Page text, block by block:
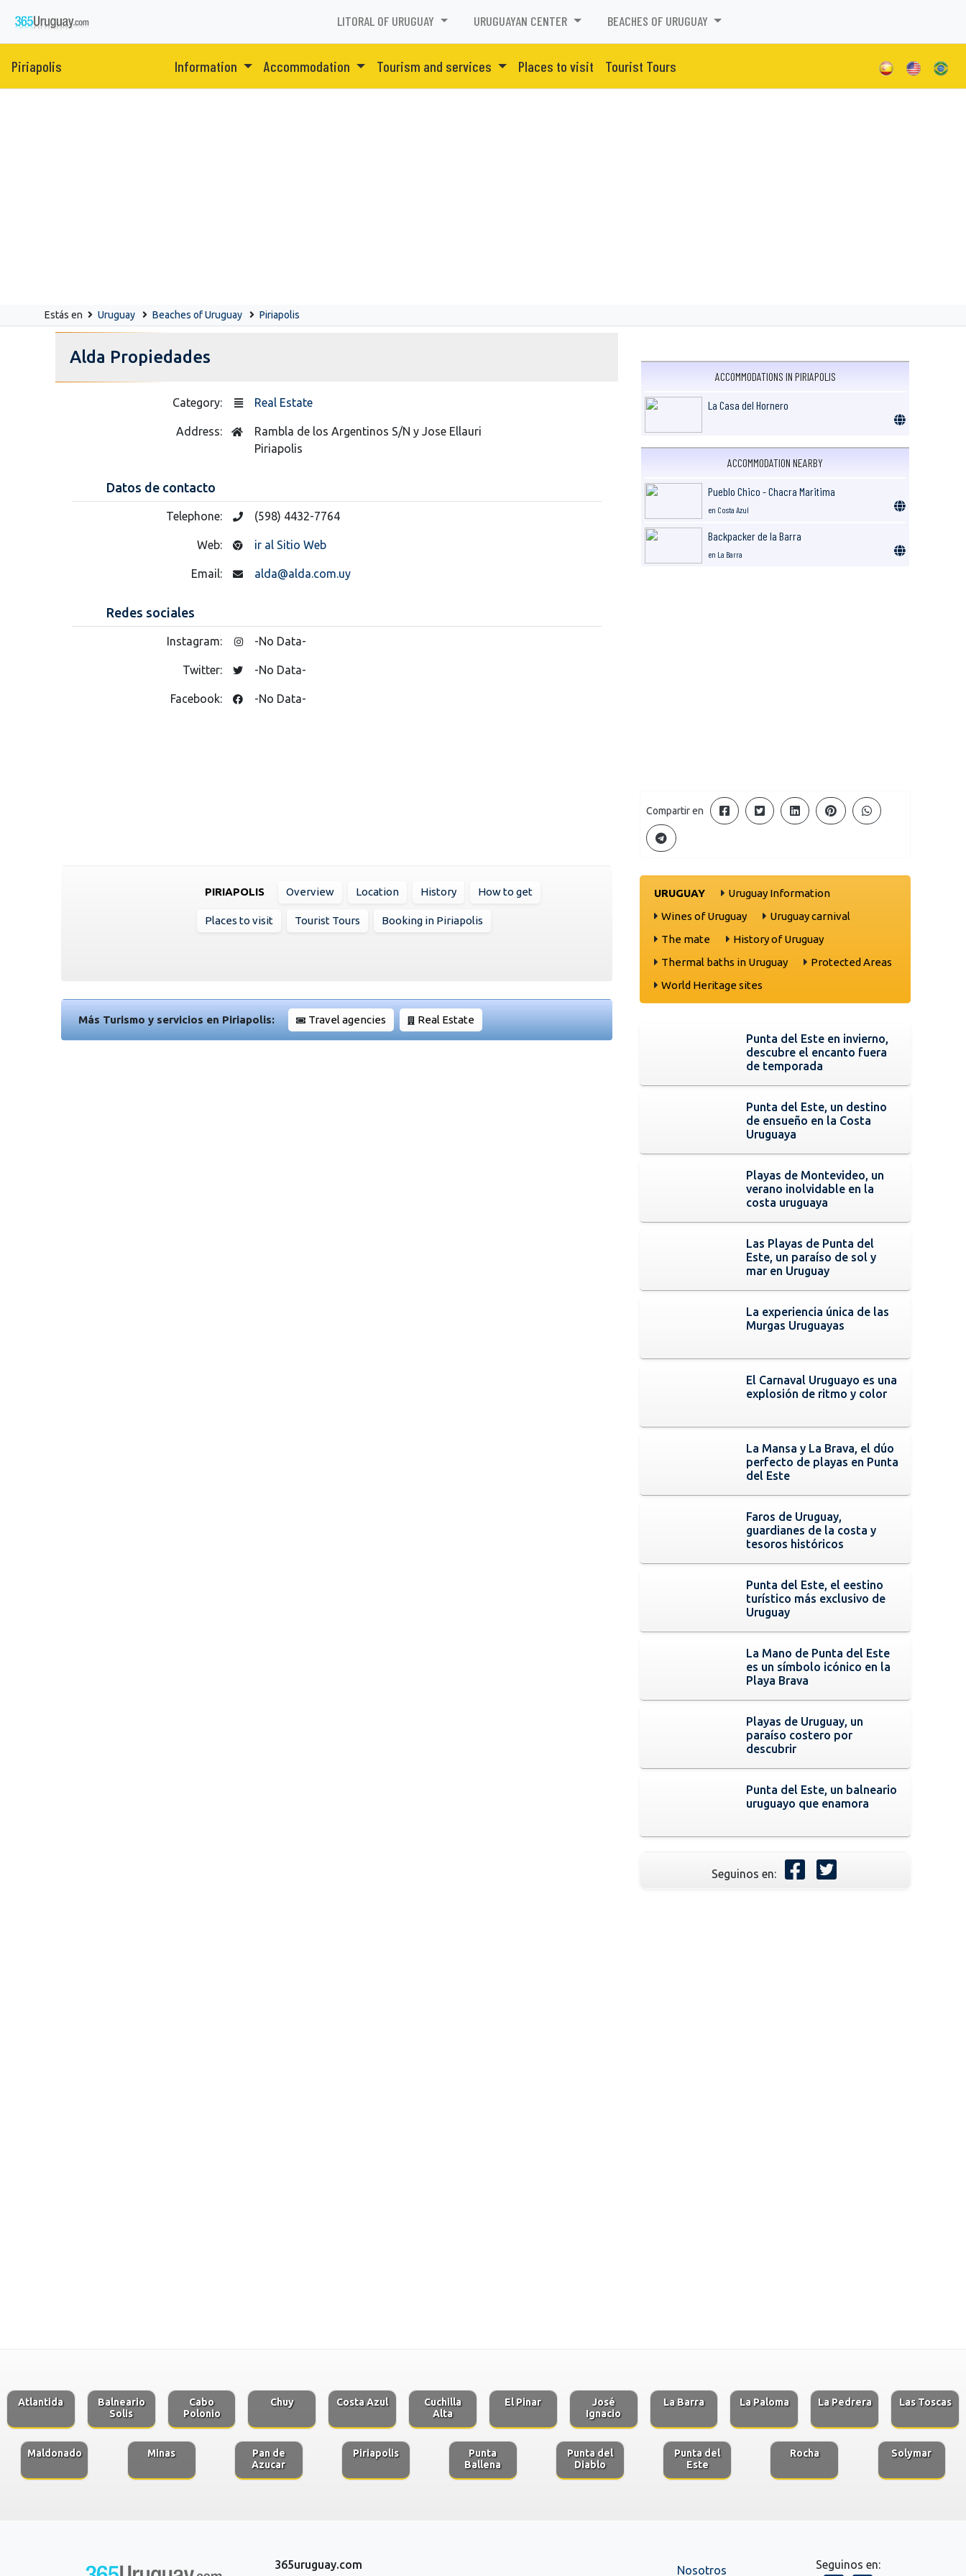
LITORAL OF URUGUAY URUGUAYAN CENTER BEACHES OF URUGUAY
Piriapolis Information Accommodation Tourism and services Places to visit Tourist Tours
Estás en Uruguay Beaches of Uruguay Piriapolis
Alda Propiedades
Category: Real Estate
Address:
Rambla de los Argentinos S/N y Jose Ellauri
Piriapolis
Datos de contacto
Telephone: (598) 4432-7764
Web: ir al Sitio Web
Email: alda@alda.com.uy
Redes sociales
Instagram: -No Data-
Twitter: -No Data-
Facebook: -No Data-
PIRIAPOLIS Overview Location History How to get
Places to visit Tourist Tours Booking in Piriapolis
Más Turismo y servicios en Piriapolis: Travel agencies Real Estate
ACCOMMODATIONS IN PIRIAPOLIS
La Casa del Hornero
ACCOMMODATION NEARBY
Pueblo Chico - Chacra Maritima
en Costa Azul
Backpacker de la Barra
en La Barra
Compartir en
URUGUAY
Uruguay Information
Wines of Uruguay
Uruguay carnival
The mate
History of Uruguay
Thermal baths in Uruguay
Protected Areas
World Heritage sites
Punta del Este en invierno,
descubre el encanto fuera
de temporada
Punta del Este, un destino
de ensueño en la Costa
Uruguaya
Playas de Montevideo, un
verano inolvidable en la
costa uruguaya
Las Playas de Punta del
Este, un paraíso de sol y
mar en Uruguay
La experiencia única de las
Murgas Uruguayas
El Carnaval Uruguayo es una
explosión de ritmo y color
La Mansa y La Brava, el dúo
perfecto de playas en Punta
del Este
Faros de Uruguay,
guardianes de la costa y
tesoros históricos
Punta del Este, el eestino
turístico más exclusivo de
Uruguay
La Mano de Punta del Este
es un símbolo icónico en la
Playa Brava
Playas de Uruguay, un
paraíso costero por
descubrir
Punta del Este, un balneario
uruguayo que enamora
Seguinos en:
Atlantida
Balneario
Solis
Cabo
Polonio
Chuy Costa Azul
Cuchilla
Alta
El Pinar
José
Ignacio
La Barra La Paloma La Pedrera Las Toscas
Maldonado Minas
Pan de
Azucar
Piriapolis
Punta
Ballena
Punta del
Diablo
Punta del
Este
Rocha Solymar
365uruguay.com Nosotros Seguinos en: